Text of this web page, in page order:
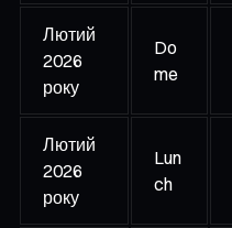
Лютий
2026
року
Do
me
Лютий
2026
року
Lun
ch